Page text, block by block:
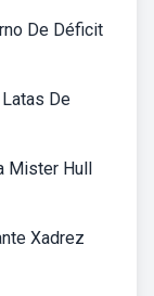
De Déficit
De
Mister Hull
Xadrez